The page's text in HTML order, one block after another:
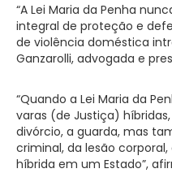
“A Lei Maria da Penha
integral de proteção e
de violência doméstica
Ganzarolli, advogada e
“Quando a Lei Maria da
varas (de Justiça)
divórcio, a guarda, mas
criminal, da lesão
híbrida em um Estado”,